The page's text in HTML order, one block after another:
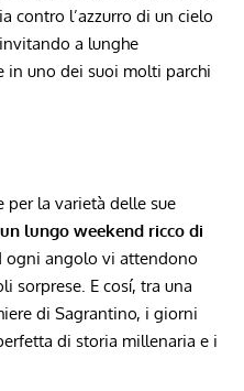
contro⁢ l’azzurro di un cielo
a lunghe‌
in uno dei suoi molti parchi‌
per la varietà ‌delle sue‌
lungo weekend⁣ ricco⁢ di
‌ogni⁤ angolo vi attendono
sorprese. E cosí, tra una
di Sagrantino, i giorni
di storia millenaria e i